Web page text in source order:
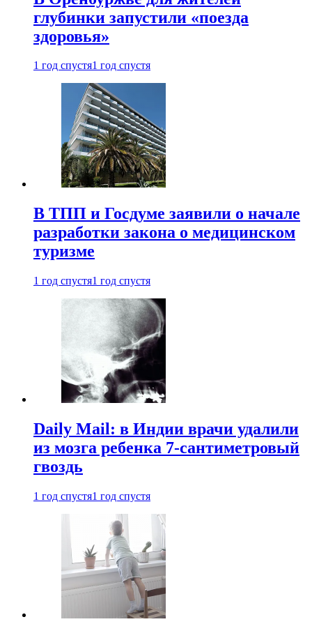
глубинки запустили «поезда
здоровья»
1 год спустя1 год спустя
В ТПП и Госдуме заявили о начале
разработки закона о медицинском
туризме
1 год спустя1 год спустя
Daily Mail: в Индии врачи удалили
из мозга ребенка 7-сантиметровый
гвоздь
1 год спустя1 год спустя